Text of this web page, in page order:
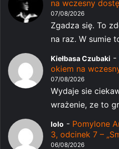
na wczesny
07/08/2026
Zgadza się. To
na raz. W sumie
Kiełbasa Czubaki -
okiem na
07/08/2026
Wydaje sie
wrażenie, ze to
lolo - Pomylone
3, odcinek 7 –
06/08/2026